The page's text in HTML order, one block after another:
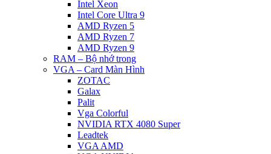
Intel Xeon
Intel Core Ultra 9
AMD Ryzen 5
AMD Ryzen 7
AMD Ryzen 9
RAM – Bộ nhớ trong
VGA – Card Màn Hình
ZOTAC
Galax
Palit
Vga Colorful
NVIDIA RTX 4080 Super
Leadtek
VGA AMD